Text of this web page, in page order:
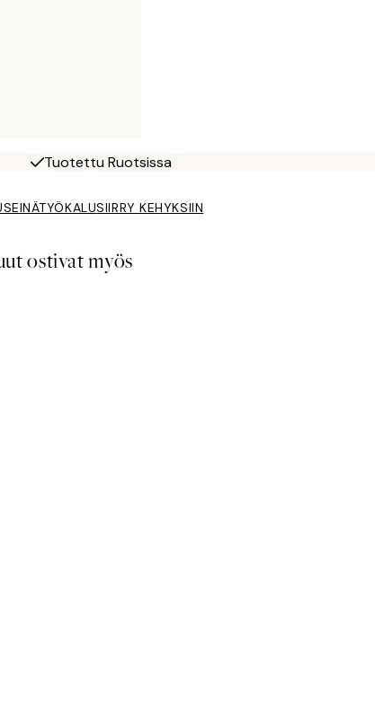
Tuotettu Ruotsissa
SIIRRY KEHYKSIIN
ostivat myös